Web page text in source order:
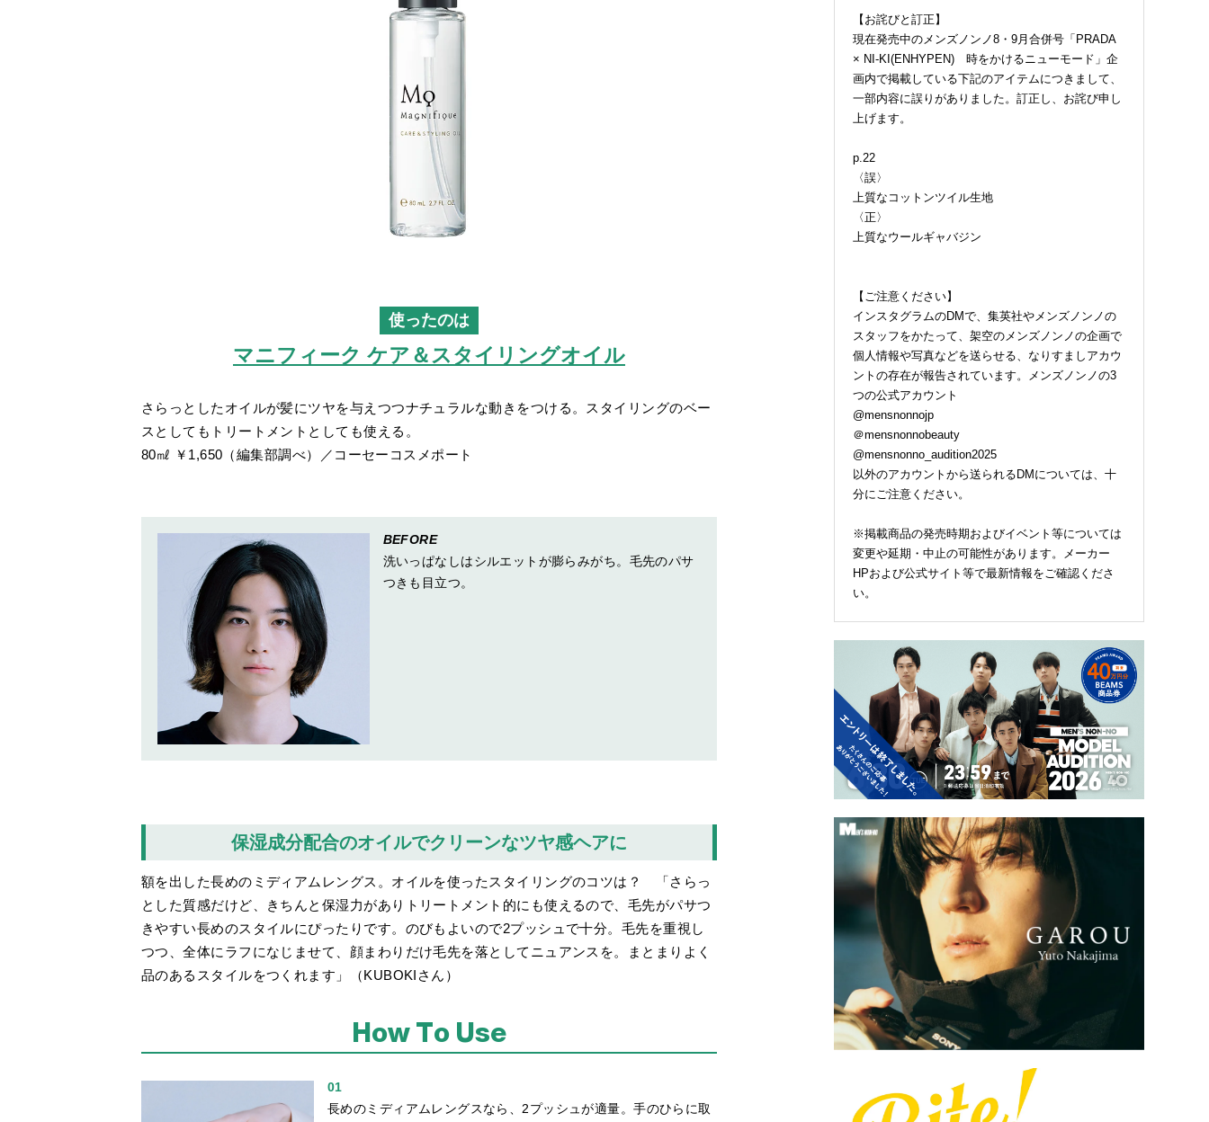
使ったのは
マニフィーク ケア＆スタイリングオイル
さらっとしたオイルが髪にツヤを与えつつナチュラルな動きをつける。スタイリングのベー
スとしてもトリートメントとしても使える。
80㎖ ￥1,650（編集部調べ）／コーセーコスメポート
BEFORE
洗いっぱなしはシルエットが膨らみがち。毛先のパサ
つきも目立つ。
保湿成分配合のオイルでクリーンなツヤ感ヘアに
額を出した長めのミディアムレングス。オイルを使ったスタイリングのコツは？ 「さらっ
とした質感だけど、きちんと保湿力がありトリートメント的にも使えるので、毛先がパサつ
きやすい長めのスタイルにぴったりです。のびもよいので2プッシュで十分。毛先を重視し
つつ、全体にラフになじませて、顔まわりだけ毛先を落としてニュアンスを。まとまりよく
品のあるスタイルをつくれます」（KUBOKIさん）
How To Use
01
長めのミディアムレングスなら、2プッシュが適量。手のひらに取
【お詫びと訂正】
現在発売中のメンズノンノ8・9月合併号「PRADA
× NI-KI(ENHYPEN) 時をかけるニューモード」企
画内で掲載している下記のアイテムにつきまして、
一部内容に誤りがありました。訂正し、お詫び申し
上げます。
p.22
〈誤〉
上質なコットンツイル生地
〈正〉
上質なウールギャバジン
【ご注意ください】
インスタグラムのDMで、集英社やメンズノンノの
スタッフをかたって、架空のメンズノンノの企画で
個人情報や写真などを送らせる、なりすましアカウ
ントの存在が報告されています。メンズノンノの3
つの公式アカウント
@mensnonnojp
＠mensnonnobeauty
@mensnonno_audition2025
以外のアカウントから送られるDMについては、十
分にご注意ください。
※掲載商品の発売時期およびイベント等については
変更や延期・中止の可能性があります。メーカー
HPおよび公式サイト等で最新情報をご確認くださ
い。